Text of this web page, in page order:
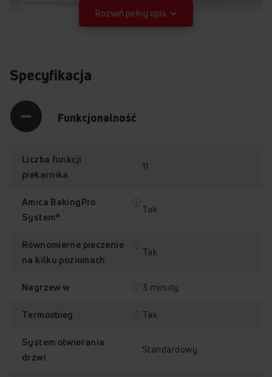
Amica BakingPro
Nagrzew w 3 min.
Rozwiń pełny opis
Specyfikacja
Funkcjonalność
Liczba funkcji
piekarnika
11
Amica BakingPro
System®
Tak
Równomierne pieczenie
na kilku poziomach
Tak
Nagrzew w 3 minuty
Termoobieg Tak
System otwierania
drzwi
Standardowy